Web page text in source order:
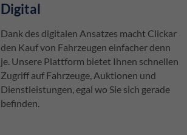
Digital
Dank des digitalen Ansatzes macht Clickar
den Kauf von Fahrzeugen einfacher denn
je. Unsere Plattform bietet Ihnen schnellen
Zugriff auf Fahrzeuge, Auktionen und
Dienstleistungen, egal wo Sie sich gerade
befinden.